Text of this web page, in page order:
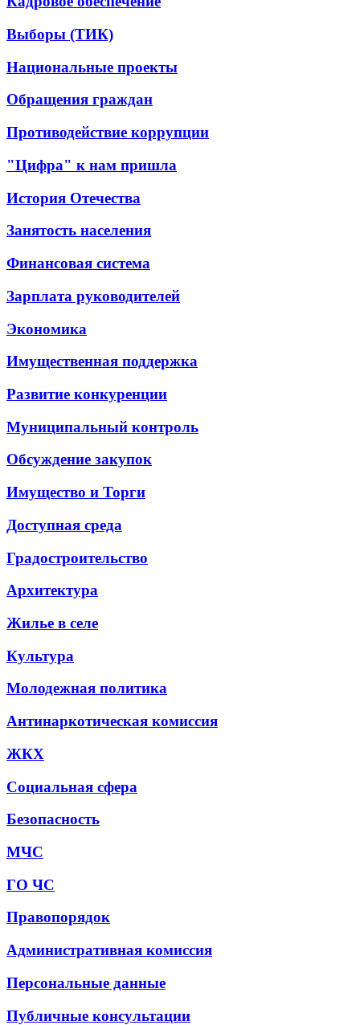
Выборы (ТИК)
Национальные проекты
Обращения граждан
Противодействие коррупции
"Цифра" к нам пришла
История Отечества
Занятость населения
Финансовая система
Зарплата руководителей
Экономика
Имущественная поддержка
Развитие конкуренции
Муниципальный контроль
Обсуждение закупок
Имущество и Торги
Доступная среда
Градостроительство
Архитектура
Жилье в селе
Культура
Молодежная политика
Антинаркотическая комиссия
ЖКХ
Социальная сфера
Безопасность
МЧС
ГО ЧС
Правопорядок
Административная комиссия
Персональные данные
Публичные консультации